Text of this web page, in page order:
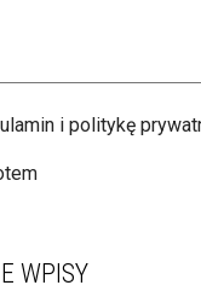
i politykę
WPISY